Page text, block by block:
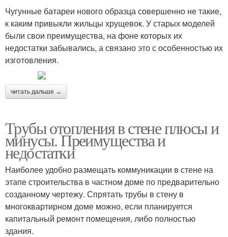
Чугунные батареи нового образца совершенно не такие,
к каким привыкли жильцы хрущевок. У старых моделей
были свои преимущества, на фоне которых их
недостатки забывались, а связано это с особенностью их
изготовления.
читать дальше →
Трубы отопления в стене плюсы и
минусы. Преимущества и
недостатки
Наиболее удобно размещать коммуникации в стене на
этапе строительства в частном доме по предварительно
созданному чертежу. Спрятать трубы в стену в
многоквартирном доме можно, если планируется
капитальный ремонт помещения, либо полностью
здания.